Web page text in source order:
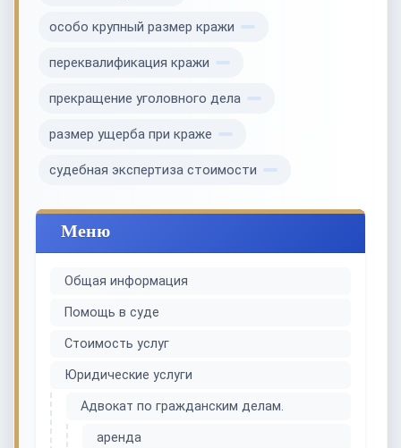
особо крупный размер кражи
переквалификация кражи
прекращение уголовного дела
размер ущерба при краже
судебная экспертиза стоимости
Меню
Общая информация
Помощь в суде
Стоимость услуг
Юридические услуги
Адвокат по гражданским делам.
аренда